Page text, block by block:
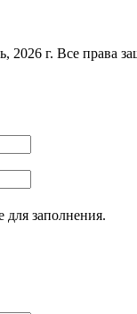
2026 г. Все права
заполнения.